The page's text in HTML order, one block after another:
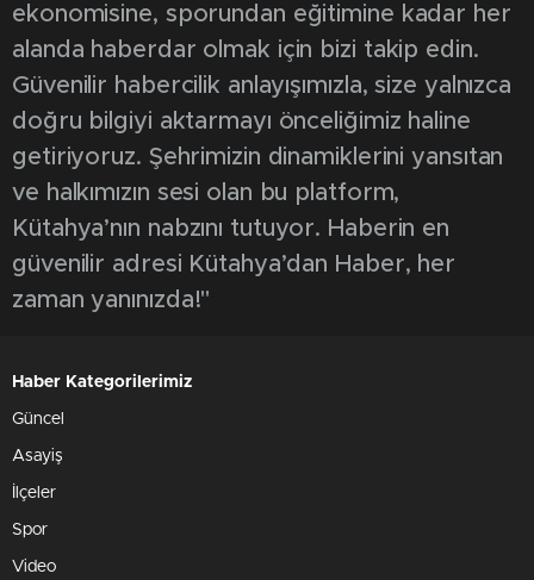
ekonomisine, sporundan eğitimine kadar her
alanda haberdar olmak için bizi takip edin.
Güvenilir habercilik anlayışımızla, size yalnızca
doğru bilgiyi aktarmayı önceliğimiz haline
getiriyoruz. Şehrimizin dinamiklerini yansıtan
ve halkımızın sesi olan bu platform,
Kütahya’nın nabzını tutuyor. Haberin en
güvenilir adresi Kütahya’dan Haber, her
zaman yanınızda!"
Haber Kategorilerimiz
Güncel
Asayiş
İlçeler
Spor
Video